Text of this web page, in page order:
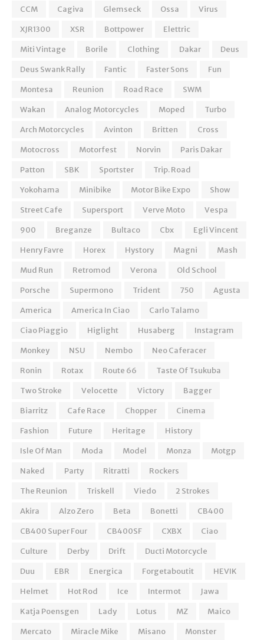
CCM
Cagiva Glemseck Ossa
Virus
XJR1300
XSR Bottpower
Elettric
Miti Vintage
Borile Clothing Dakar
Deus
Deus Swank Rally
Fantic Faster Sons
Fun
Montesa
Reunion Road Race
SWM
Wakan
Analog Motorcycles Moped
Turbo
Arch Motorcycles
Avinton Britten
Cross
Motocross
Motorfest Norvin
Paris Dakar
Patton
SBK Sportster
Trip. Road
Yokohama
Minibike Motor Bike Expo
Show
Street Cafe
Supersport Verve Moto
Vespa
900
Breganze Bultaco Cbx
Egli Vincent
Henry Favre
Horex Hystory Magni
Mash
Mud Run
Retromod Verona
Old School
Porsche
Supermono Trident 750
Agusta
America
America In Ciao
Carlo Talamo
Ciao Piaggio
Higlight Husaberg
Instagram
Monkey
NSU Nembo
Neo Caferacer
Ronin
Rotax Route 66
Taste Of Tsukuba
Two Stroke
Velocette Victory
Bagger
Biarritz
Cafe Race Chopper
Cinema
Fashion
Future Heritage
History
Isle Of Man
Moda Model Monza
Motgp
Naked
Party Ritratti
Rockers
The Reunion
Triskell Viedo
2 Strokes
Akira
Alzo Zero Beta Bonetti
CB400
CB400 Super Four
CB400SF CXBX
Ciao
Culture
Derby Drift
Ducti Motorcycle
Duu
EBR Energica Forgetaboutit
HEVIK
Helmet
Hot Rod Ice Intermot
Jawa
Katja Poensgen
Lady Lotus MZ
Maico
Mercato
Miracle Mike Misano Monster